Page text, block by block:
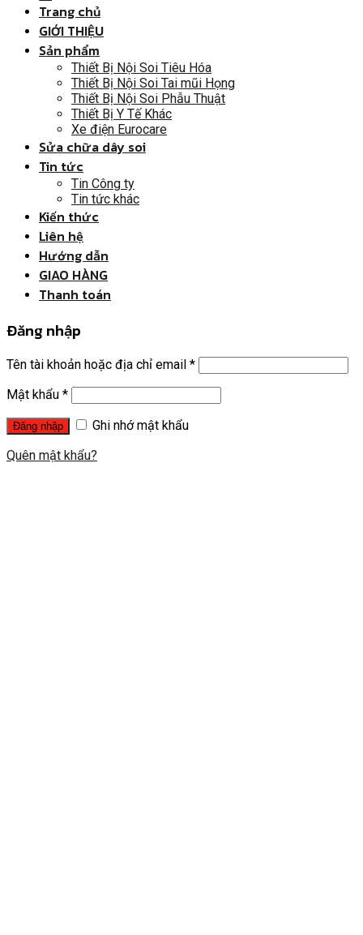
Trang chủ
GIỚI THIỆU
Sản phẩm
Thiết Bị Nội Soi Tiêu Hóa
Thiết Bị Nội Soi Tai mũi Họng
Thiết Bị Nội Soi Phẫu Thuật
Thiết Bị Y Tế Khác
Xe điện Eurocare
Sửa chữa dây soi
Tin tức
Tin Công ty
Tin tức khác
Kiến thức
Liên hệ
Hướng dẫn
GIAO HÀNG
Thanh toán
Đăng nhập
Tên tài khoản hoặc địa chỉ email *
Mật khẩu *
Ghi nhớ mật khẩu
Quên mật khẩu?